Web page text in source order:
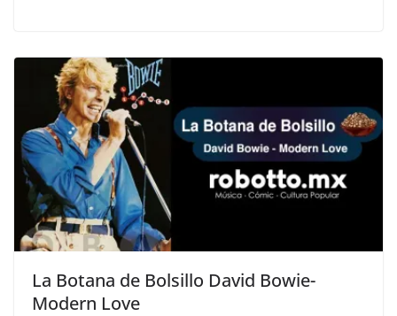
La Botana de Bolsillo David Bowie-
Modern Love